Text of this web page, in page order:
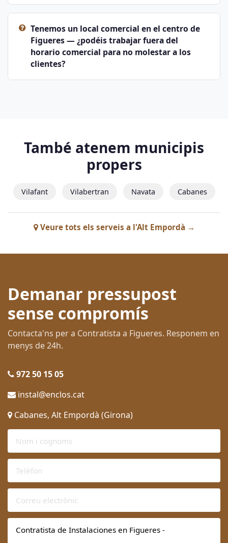
Tenemos un local comercial en el centro de
Figueres — ¿podéis trabajar fuera del
horario comercial para no molestar a los
clientes?
També atenem municipis
propers
Vilafant Vilabertran Navata Cabanes
Veure tots els serveis a l'Alt Empordà →
Demanar pressupost
sense compromís
Contacta'ns per a Contratista a Figueres. Responem en
menys de 24h.
972 50 15 05
instal@enclos.cat
Cabanes, Alt Empordà (Girona)